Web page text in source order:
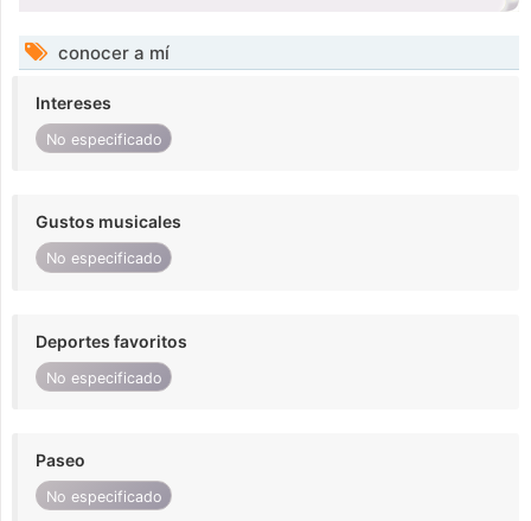
conocer a mí
Intereses
No especificado
Gustos musicales
No especificado
Deportes favoritos
No especificado
Paseo
No especificado